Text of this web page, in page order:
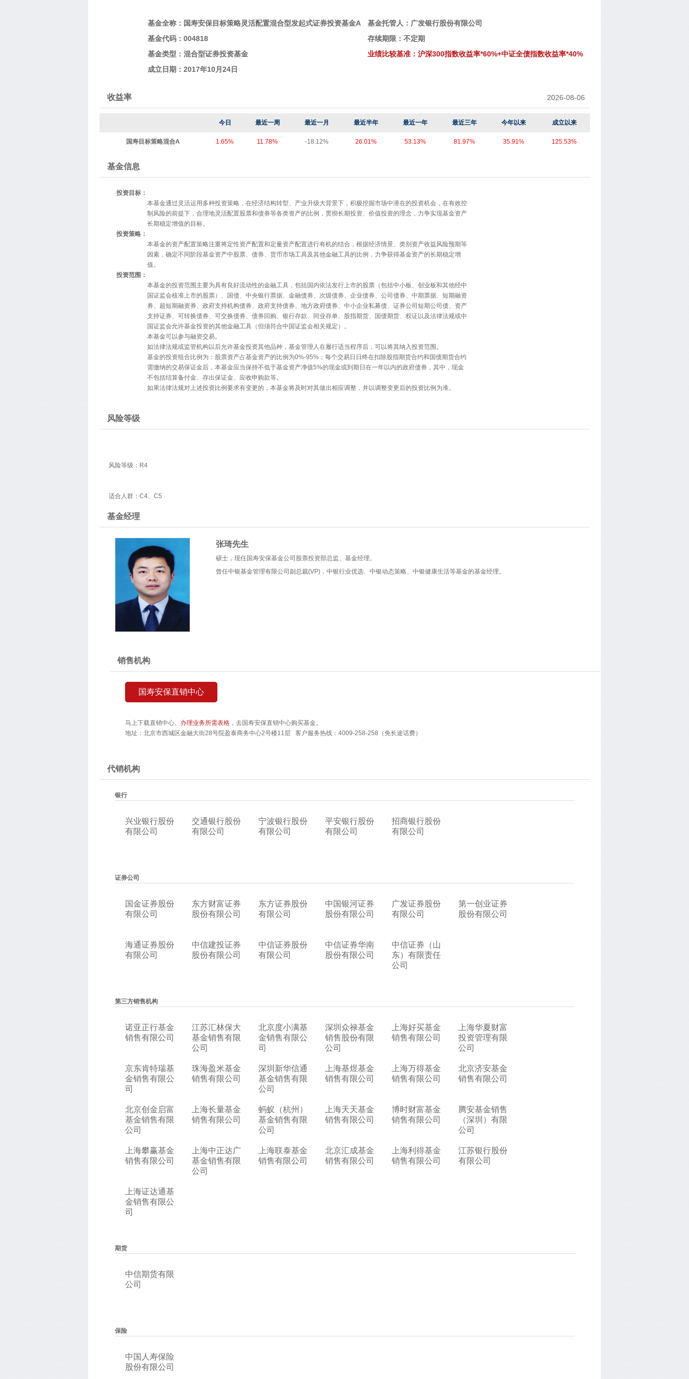
基金全称：国寿安保目标策略灵活配置混合型发起式证券投资基金A
基金托管人：广发银行股份有限公司
基金代码：004818
存续期限：不定期
基金类型： 混合型证券投资基金
业绩比较基准：沪深300指数收益率*60%+中证全债指数收益率*40%
成立日期：2017年10月24日
收益率 2026-08-06
今日 最近一周 最近一月 最近半年 最近一年 最近三年 今年以来 成立以来
国寿目标策略混合A 1.65% 11.78% -18.12% 26.01% 53.13% 81.97% 35.91% 125.53%
基金信息
投资目标：
本基金通过灵活运用多种投资策略，在经济结构转型、产业升级大背景下，积极挖掘市场中潜在的投资机会，在有效控
制风险的前提下，合理地灵活配置股票和债券等各类资产的比例，贯彻长期投资、价值投资的理念，力争实现基金资产
长期稳定增值的目标。
投资策略：
本基金的资产配置策略注重将定性资产配置和定量资产配置进行有机的结合，根据经济情景、类别资产收益风险预期等
因素，确定不同阶段基金资产中股票、债券、货币市场工具及其他金融工具的比例，力争获得基金资产的长期稳定增
值。
投资范围：
本基金的投资范围主要为具有良好流动性的金融工具，包括国内依法发行上市的股票（包括中小板、创业板和其他经中
国证监会核准上市的股票）、国债、中央银行票据、金融债券、次级债券、企业债券、公司债券、中期票据、短期融资
券、超短期融资券、政府支持机构债券、政府支持债券、地方政府债券、中小企业私募债、证券公司短期公司债、资产
支持证券、可转换债券、可交换债券、债券回购、银行存款、同业存单、股指期货、国债期货、权证以及法律法规或中
国证监会允许基金投资的其他金融工具（但须符合中国证监会相关规定）。
本基金可以参与融资交易。
如法律法规或监管机构以后允许基金投资其他品种，基金管理人在履行适当程序后，可以将其纳入投资范围。
基金的投资组合比例为：股票资产占基金资产的比例为0%-95%；每个交易日日终在扣除股指期货合约和国债期货合约
需缴纳的交易保证金后，本基金应当保持不低于基金资产净值5%的现金或到期日在一年以内的政府债券，其中，现金
不包括结算备付金、存出保证金、应收申购款等。
如果法律法规对上述投资比例要求有变更的，本基金将及时对其做出相应调整，并以调整变更后的投资比例为准。
风险等级
风险等级：R4
适合人群：C4、C5
基金经理
张琦先生
硕士，现任国寿安保基金公司股票投资部总监、基金经理。
曾任中银基金管理有限公司副总裁(VP)，中银行业优选、中银动态策略、中银健康生活等基金的基金经理。
销售机构
国寿安保直销中心
马上下载直销中心。 办理业务所需表格，去国寿安保直销中心购买基金。
地址：北京市西城区金融大街28号院盈泰商务中心2号楼11层 客户服务热线：4009-258-258（免长途话费）
代销机构
银行
兴业银行股份
有限公司
交通银行股份
有限公司
宁波银行股份
有限公司
平安银行股份
有限公司
招商银行股份
有限公司
证券公司
国金证券股份
有限公司
东方财富证券
股份有限公司
东方证券股份
有限公司
中国银河证券
股份有限公司
广发证券股份
有限公司
第一创业证券
股份有限公司
海通证券股份
有限公司
中信建投证券
股份有限公司
中信证券股份
有限公司
中信证券华南
股份有限公司
中信证券（山
东）有限责任
公司
第三方销售机构
诺亚正行基金
销售有限公司
江苏汇林保大
基金销售有限
公司
北京度小满基
金销售有限公
司
深圳众禄基金
销售股份有限
公司
上海好买基金
销售有限公司
上海华夏财富
投资管理有限
公司
京东肯特瑞基
金销售有限公
司
珠海盈米基金
销售有限公司
深圳新华信通
基金销售有限
公司
上海基煜基金
销售有限公司
上海万得基金
销售有限公司
北京济安基金
销售有限公司
北京创金启富
基金销售有限
公司
上海长量基金
销售有限公司
蚂蚁（杭州）
基金销售有限
公司
上海天天基金
销售有限公司
博时财富基金
销售有限公司
腾安基金销售
（深圳）有限
公司
上海攀赢基金
销售有限公司
上海中正达广
基金销售有限
公司
上海联泰基金
销售有限公司
北京汇成基金
销售有限公司
上海利得基金
销售有限公司
江苏银行股份
有限公司
上海证达通基
金销售有限公
司
期货
中信期货有限
公司
保险
中国人寿保险
股份有限公司